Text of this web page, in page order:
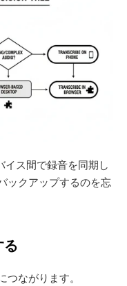
ス間で録音を同期し
ックアップするのを忘
る
ながります。